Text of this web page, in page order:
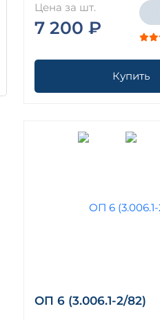
Цена за шт.
7 200 ₽
Купить
ОП 6 (3.006.1-2/82)